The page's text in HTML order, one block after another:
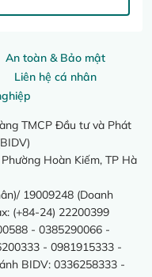
An toàn & Bảo mật
Liên hệ cá nhân
TMCP Đầu tư và Phát
Hoàn Kiếm, TP Hà
19009248 (Doanh
(+84-24) 22200399
- 0385290066 -
- 0981915333 -
BIDV: 0336258333 -